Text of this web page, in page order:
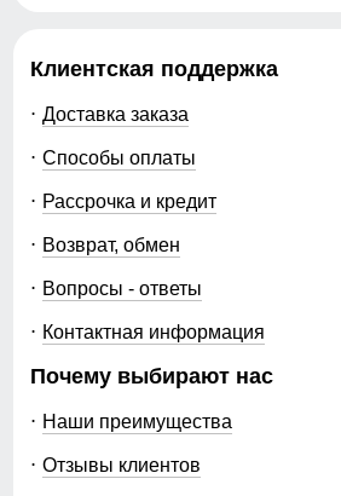
Клиентская поддержка
Доставка заказа
Способы оплаты
Рассрочка и кредит
Возврат, обмен
Вопросы - ответы
Контактная информация
Почему выбирают нас
Наши преимущества
Отзывы клиентов